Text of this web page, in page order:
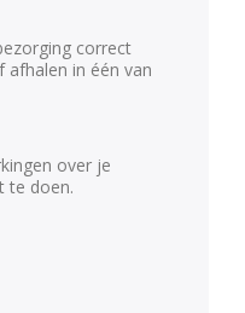
correct
afhalen in één van
over je
te doen.